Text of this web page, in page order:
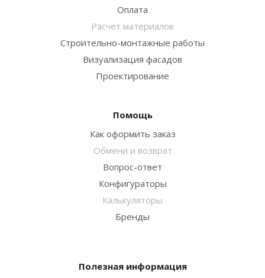
Оплата
Расчет материалов
Строительно-монтажные работы
Визуализация фасадов
Проектирование
Помощь
Как оформить заказ
Обмени и возврат
Вопрос-ответ
Конфигураторы
Калькуляторы
Бренды
Полезная информация